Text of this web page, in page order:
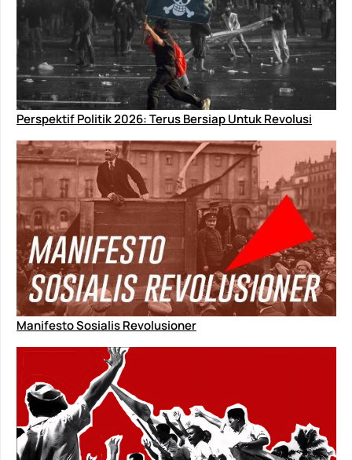
Perspektif Politik 2026: Terus Bersiap Untuk Revolusi
Manifesto Sosialis Revolusioner